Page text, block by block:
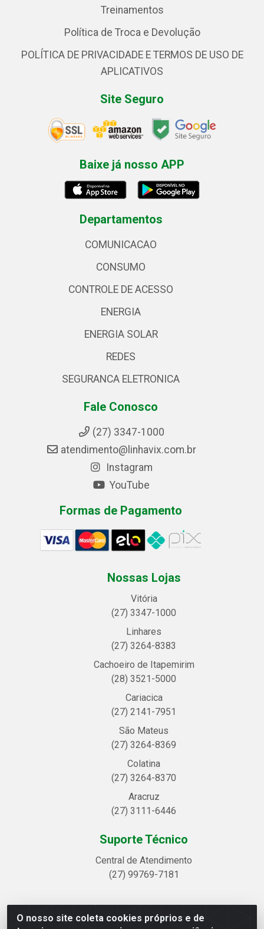
O nosso site coleta cookies próprios e de
Treinamentos
Política de Troca e Devolução
POLÍTICA DE PRIVACIDADE E TERMOS DE USO DE
APLICATIVOS
Site Seguro
Baixe já nosso APP
Departamentos
COMUNICACAO
CONSUMO
CONTROLE DE ACESSO
ENERGIA
ENERGIA SOLAR
REDES
SEGURANCA ELETRONICA
Fale Conosco
(27) 3347-1000
atendimento@linhavix.com.br
Instagram
YouTube
Formas de Pagamento
Nossas Lojas
Vitória
(27) 3347-1000
Linhares
(27) 3264-8383
Cachoeiro de Itapemirim
(28) 3521-5000
Cariacica
(27) 2141-7951
São Mateus
(27) 3264-8369
Colatina
(27) 3264-8370
Aracruz
(27) 3111-6446
Suporte Técnico
Central de Atendimento
(27) 99769-7181
Linhavix Distribuidora LTDA - Avenida Alegre, 2521 -